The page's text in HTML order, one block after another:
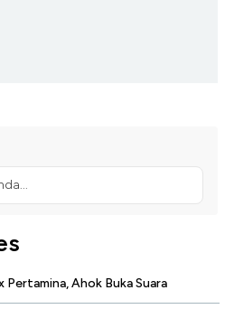
Pertamina, Ahok Buka Suara